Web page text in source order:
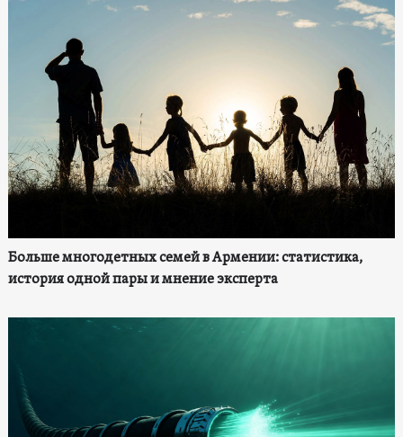
Больше многодетных семей в Армении: статистика,
история одной пары и мнение эксперта